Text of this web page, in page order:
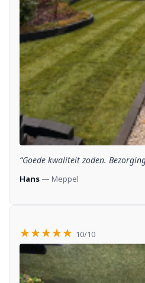
“Goede kwaliteit zoden.
Hans — Meppel
★★★★★ 10/10